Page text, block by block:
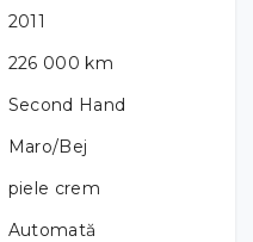
2011
226 000 km
Second Hand
Maro/Bej
piele crem
Automată